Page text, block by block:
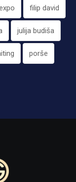
filip david
julija budiša
porše